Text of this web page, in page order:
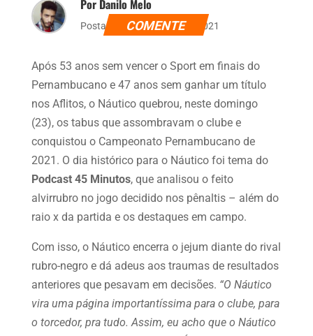
Por Danilo Melo
Postado dia 23 de maio de 2021
COMENTE
Após 53 anos sem vencer o Sport em finais do
Pernambucano e 47 anos sem ganhar um título
nos Aflitos, o Náutico quebrou, neste domingo
(23), os tabus que assombravam o clube e
conquistou o Campeonato Pernambucano de
2021. O dia histórico para o Náutico foi tema do
Podcast 45 Minutos, que analisou o feito
alvirrubro no jogo decidido nos pênaltis – além do
raio x da partida e os destaques em campo.
Com isso, o Náutico encerra o jejum diante do rival
rubro-negro e dá adeus aos traumas de resultados
anteriores que pesavam em decisões. “O Náutico
vira uma página importantíssima para o clube, para
o torcedor, pra tudo. Assim, eu acho que o Náutico